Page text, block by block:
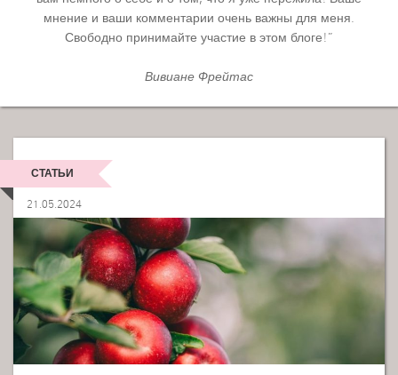
мнение и ваши комментарии очень важны для меня.
Свободно принимайте участие в этом блоге!”
Вивиане Фрейтас
СТАТЬИ
21.05.2024